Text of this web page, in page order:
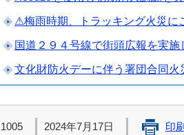
⚠梅雨時期、トラッキング火災に
国道２９４号線で街頭広報を実施
文化財防火デーに伴う署団合同火
1005 2024年7月17日 印